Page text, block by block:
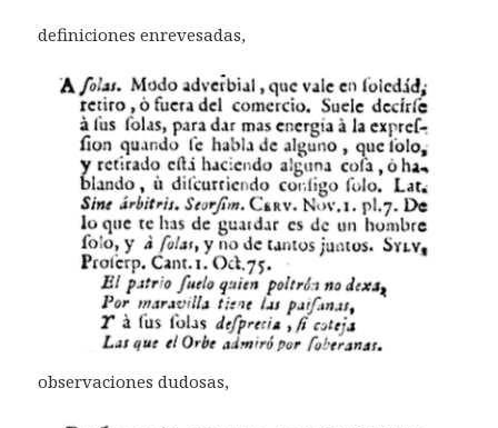
definiciones enrevesadas,
observaciones dudosas,